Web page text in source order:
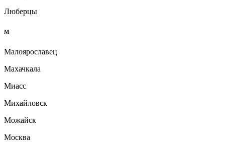
Люберцы
М
Малоярославец
Махачкала
Миасс
Михайловск
Можайск
Москва